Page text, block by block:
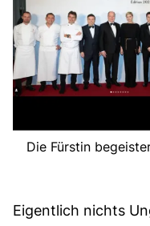
Die Fürstin
Eigentlich nichts